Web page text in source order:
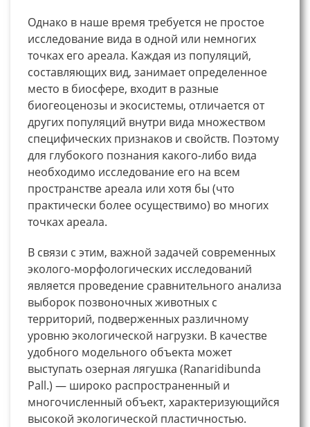
Однако в наше время требуется не простое
исследование вида в одной или немногих
точках его ареала. Каждая из популяций,
составляющих вид, занимает определенное
место в биосфере, входит в разные
биогеоценозы и экосистемы, отличается от
других популяций внутри вида множеством
специфических признаков и свойств. Поэтому
для глубокого познания какого-либо вида
необходимо исследование его на всем
пространстве ареала или хотя бы (что
практически более осуществимо) во многих
точках ареала.
В связи с этим, важной задачей современных
эколого-морфологических исследований
является проведение сравнительного анализа
выборок позвоночных животных с
территорий, подверженных различному
уровню экологической нагрузки. В качестве
удобного модельного объекта может
выступать озерная лягушка (Ranaridibunda
Pall.) — широко распространенный и
многочисленный объект, характеризующийся
высокой экологической пластичностью.